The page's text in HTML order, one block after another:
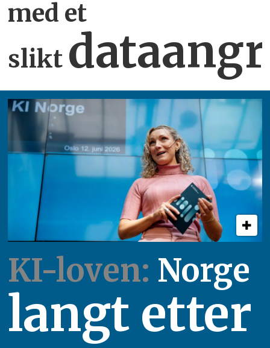
med et
slikt
KI-loven: Norge
langt etter